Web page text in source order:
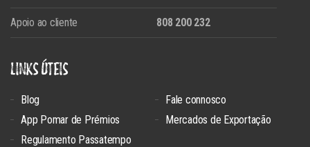
Apoio ao cliente 808 200 232
LINKS ÚTEIS
Blog
Fale connosco
App Pomar de Prémios
Mercados de Exportação
Regulamento Passatempo